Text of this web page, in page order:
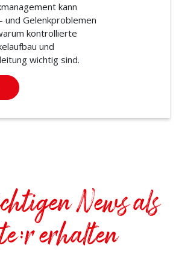
kann
und Gelenkproblemen
kontrollierte
und
wichtig sind.
News als
erhalten